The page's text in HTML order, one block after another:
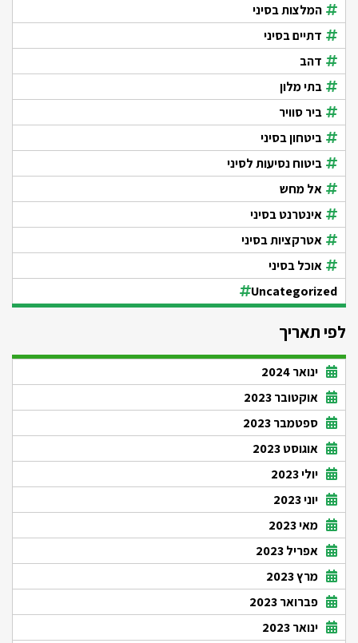
המלצות בסיני
דתיים בסיני
דהב
בתי מלון
ביר סוויר
ביטחון בסיני
ביטוח נסיעות לסיני
אל מחש
אינטרנט בסיני
אטרקציות בסיני
אוכל בסיני
Uncategorized
לפי תאריך
ינואר 2024
אוקטובר 2023
ספטמבר 2023
אוגוסט 2023
יולי 2023
יוני 2023
מאי 2023
אפריל 2023
מרץ 2023
פברואר 2023
ינואר 2023